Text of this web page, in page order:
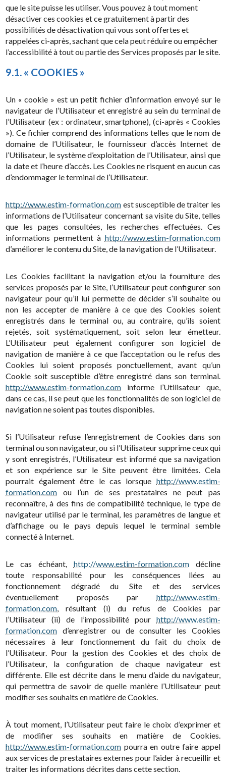
que le site puisse les utiliser. Vous pouvez à tout moment
désactiver ces cookies et ce gratuitement à partir des
possibilités de désactivation qui vous sont offertes et
rappelées ci-après, sachant que cela peut réduire ou empêcher
l’accessibilité à tout ou partie des Services proposés par le site.
9.1. « COOKIES »
Un « cookie » est un petit fichier d’information envoyé sur le
navigateur de l’Utilisateur et enregistré au sein du terminal de
l’Utilisateur (ex : ordinateur, smartphone), (ci-après « Cookies
»). Ce fichier comprend des informations telles que le nom de
domaine de l’Utilisateur, le fournisseur d’accès Internet de
l’Utilisateur, le système d’exploitation de l’Utilisateur, ainsi que
la date et l’heure d’accès. Les Cookies ne risquent en aucun cas
d’endommager le terminal de l’Utilisateur.
http://www.estim-formation.com est susceptible de traiter les
informations de l’Utilisateur concernant sa visite du Site, telles
que les pages consultées, les recherches effectuées. Ces
informations permettent à http://www.estim-formation.com
d’améliorer le contenu du Site, de la navigation de l’Utilisateur.
Les Cookies facilitant la navigation et/ou la fourniture des
services proposés par le Site, l’Utilisateur peut configurer son
navigateur pour qu’il lui permette de décider s’il souhaite ou
non les accepter de manière à ce que des Cookies soient
enregistrés dans le terminal ou, au contraire, qu’ils soient
rejetés, soit systématiquement, soit selon leur émetteur.
L’Utilisateur peut également configurer son logiciel de
navigation de manière à ce que l’acceptation ou le refus des
Cookies lui soient proposés ponctuellement, avant qu’un
Cookie soit susceptible d’être enregistré dans son terminal.
http://www.estim-formation.com informe l’Utilisateur que,
dans ce cas, il se peut que les fonctionnalités de son logiciel de
navigation ne soient pas toutes disponibles.
Si l’Utilisateur refuse l’enregistrement de Cookies dans son
terminal ou son navigateur, ou si l’Utilisateur supprime ceux qui
y sont enregistrés, l’Utilisateur est informé que sa navigation
et son expérience sur le Site peuvent être limitées. Cela
pourrait également être le cas lorsque http://www.estim-
formation.com ou l’un de ses prestataires ne peut pas
reconnaître, à des fins de compatibilité technique, le type de
navigateur utilisé par le terminal, les paramètres de langue et
d’affichage ou le pays depuis lequel le terminal semble
connecté à Internet.
Le cas échéant, http://www.estim-formation.comdécline
toute responsabilité pour les conséquences liées au
fonctionnement dégradé du Site et des services
éventuellement proposés par http://www.estim-
formation.com , résultant (i) du refus de Cookies par
l’Utilisateur (ii) de l’impossibilité pour http://www.estim-
formation.com d’enregistrer ou de consulter les Cookies
nécessaires à leur fonctionnement du fait du choix de
l’Utilisateur. Pour la gestion des Cookies et des choix de
l’Utilisateur, la configuration de chaque navigateur est
différente. Elle est décrite dans le menu d’aide du navigateur,
qui permettra de savoir de quelle manière l’Utilisateur peut
modifier ses souhaits en matière de Cookies.
À tout moment, l’Utilisateur peut faire le choix d’exprimer et
de modifier ses souhaits en matière de Cookies.
http://www.estim-formation.com pourra en outre faire appel
aux services de prestataires externes pour l’aider à recueillir et
traiter les informations décrites dans cette section.